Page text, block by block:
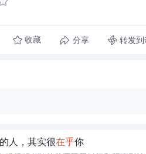
收藏 分享 转发到
人，其实很在乎你